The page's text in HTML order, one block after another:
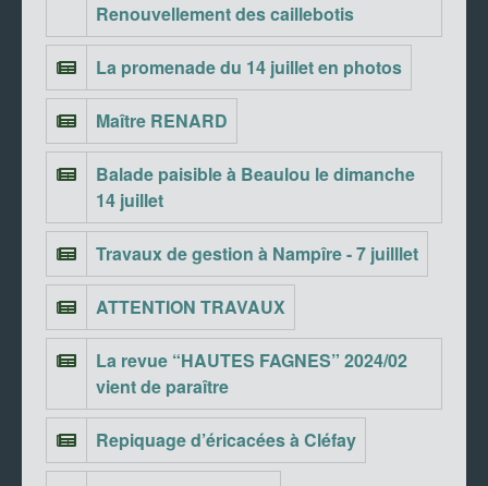
Renouvellement des caillebotis
La promenade du 14 juillet en photos
Maître RENARD
Balade paisible à Beaulou le dimanche
14 juillet
Travaux de gestion à Nampîre - 7 juilllet
ATTENTION TRAVAUX
La revue “HAUTES FAGNES” 2024/02
vient de paraître
Repiquage d’éricacées à Cléfay